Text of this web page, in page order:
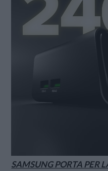
SAMSUNG PORTA PER